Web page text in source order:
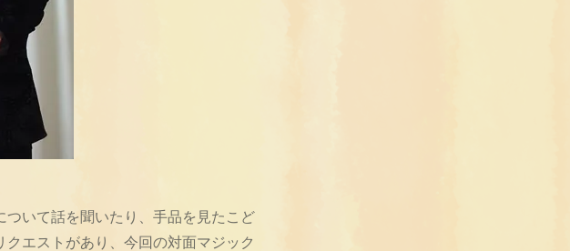
ついて話を聞いたり、手品を見たこど
エストがあり、今回の対面マジック